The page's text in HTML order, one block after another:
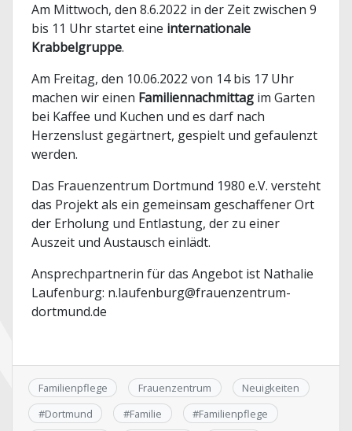
Am Mittwoch, den 8.6.2022 in der Zeit zwischen 9
bis 11 Uhr startet eine internationale
Krabbelgruppe.
Am Freitag, den 10.06.2022 von 14 bis 17 Uhr
machen wir einen Familiennachmittag im Garten
bei Kaffee und Kuchen und es darf nach
Herzenslust gegärtnert, gespielt und gefaulenzt
werden.
Das Frauenzentrum Dortmund 1980 e.V. versteht
das Projekt als ein gemeinsam geschaffener Ort
der Erholung und Entlastung, der zu einer
Auszeit und Austausch einlädt.
Ansprechpartnerin für das Angebot ist Nathalie
Laufenburg: n.laufenburg@frauenzentrum-
dortmund.de
Familienpflege Frauenzentrum
Neuigkeiten
#Dortmund #Familie #Familienpflege